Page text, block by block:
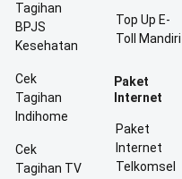
Tagihan
BPJS
Kesehatan
Cek
Tagihan
Indihome
Cek
Tagihan TV
Top Up E-
Toll Mandiri
Paket
Internet
Paket
Internet
Telkomsel